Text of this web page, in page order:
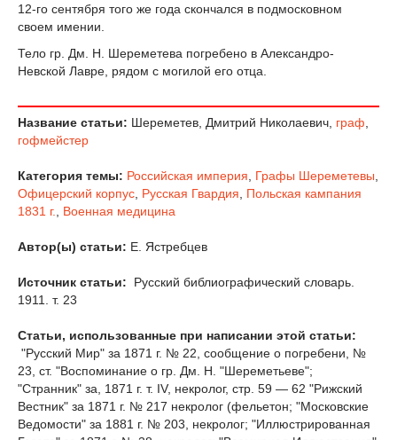
12-го сентября того же года скончался в подмосковном
своем имении.
Тело гр. Дм. Н. Шереметева погребено в Александро-
Невской Лавре, рядом с могилой его отца.
Название статьи: Шереметев, Дмитрий Николаевич, граф,
гофмейстер
Категория темы: Российская империя, Графы Шереметевы,
Офицерский корпус, Русская Гвардия, Польская кампания
1831 г., Военная медицина
Автор(ы) статьи: Е. Ястребцев
Источник статьи:
Русский библиографический словарь.
1911. т. 23
Статьи, использованные при написании этой статьи:
"Русский Мир" за 1871 г. № 22, сообщение о погребени, №
23, ст. "Воспоминание о гр. Дм. Н. "Шереметьеве";
"Странник" за, 1871 г. т. IV, некролог, стр. 59 — 62 "Рижский
Вестник" за 1871 г. № 217 некролог (фельетон; "Московские
Ведомости" за 1881 г. № 203, некролог; "Иллюстрированная